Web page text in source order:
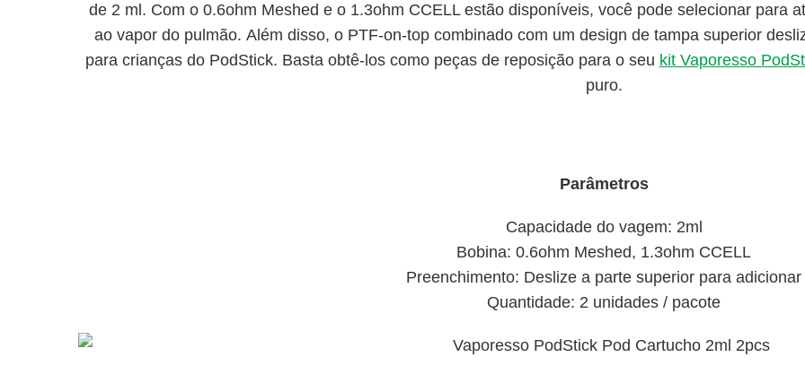
de 2 ml. Com o 0.6ohm Meshed e o 1.3ohm CCELL estão disponíveis, você pode selecionar para
ao vapor do pulmão. Além disso, o PTF-on-top combinado com um design de tampa superior
para crianças do PodStick. Basta obtê-los como peças de reposição para o seu kit Vaporesso
puro.
Parâmetros
Capacidade do vagem: 2ml
Bobina: 0.6ohm Meshed, 1.3ohm CCELL
Preenchimento: Deslize a parte superior para adicionar
Quantidade: 2 unidades / pacote